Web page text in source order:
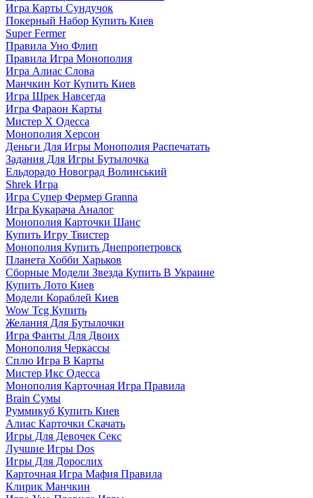
Игра Карты Сундучок
Покерный Набор Купить Киев
Super Fermer
Правила Уно Флип
Правила Игра Монополия
Игра Алиас Слова
Манчкин Кот Купить Киев
Игра Шрек Навсегда
Игра Фараон Карты
Мистер Х Одесса
Монополия Херсон
Деньги Для Игры Монополия Распечатать
Задания Для Игры Бутылочка
Ельдорадо Новоград Волинський
Shrek Игра
Игра Супер Фермер Granna
Игра Кукарача Аналог
Монополия Карточки Шанс
Купить Игру Твистер
Монополия Купить Днепропетровск
Планета Хобби Харьков
Сборные Модели Звезда Купить В Украине
Купить Лото Киев
Модели Кораблей Киев
Wow Tcg Купить
Желания Для Бутылочки
Игра Фанты Для Двоих
Монополия Черкассы
Сплю Игра В Карты
Мистер Икс Одесса
Монополия Карточная Игра Правила
Brain Сумы
Руммикуб Купить Киев
Алиас Карточки Скачать
Игры Для Девочек Секс
Лучшие Игры Dos
Игры Для Дорослих
Карточная Игра Мафия Правила
Клирик Манчкин